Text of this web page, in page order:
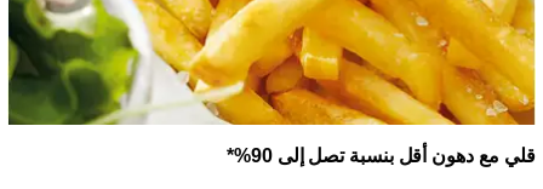
قلي مع دهون أقل بنسبة تصل إلى 90%*